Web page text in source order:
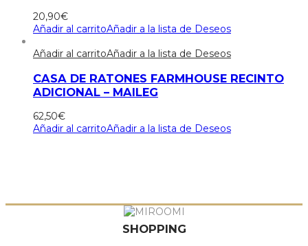
20,90€
Añadir al carritoAñadir a la lista de Deseos
Añadir al carritoAñadir a la lista de Deseos
CASA DE RATONES FARMHOUSE RECINTO
ADICIONAL – MAILEG
62,50€
Añadir al carritoAñadir a la lista de Deseos
SHOPPING